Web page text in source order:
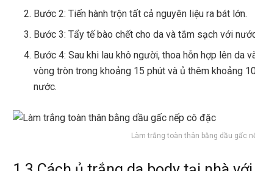
Bước 2: Tiến hành trộn tất cả nguyên liệu ra bát lớn.
Bước 3: Tẩy tế bào chết cho da và tắm sạch với
Bước 4: Sau khi lau khô người, thoa hỗn hợp lên da
vòng tròn trong khoảng 15 phút và ủ thêm khoảng
nước.
Làm trắng toàn thân bằng dầu gấc